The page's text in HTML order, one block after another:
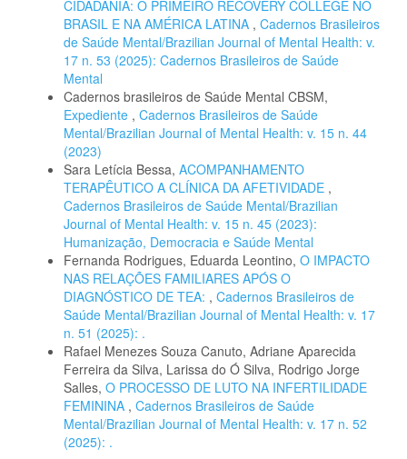
CIDADANIA: O PRIMEIRO RECOVERY COLLEGE NO
BRASIL E NA AMÉRICA LATINA , Cadernos Brasileiros
de Saúde Mental/Brazilian Journal of Mental Health: v.
17 n. 53 (2025): Cadernos Brasileiros de Saúde
Mental
Cadernos brasileiros de Saúde Mental CBSM,
Expediente , Cadernos Brasileiros de Saúde
Mental/Brazilian Journal of Mental Health: v. 15 n. 44
(2023)
Sara Letícia Bessa, ACOMPANHAMENTO
TERAPÊUTICO A CLÍNICA DA AFETIVIDADE ,
Cadernos Brasileiros de Saúde Mental/Brazilian
Journal of Mental Health: v. 15 n. 45 (2023):
Humanização, Democracia e Saúde Mental
Fernanda Rodrigues, Eduarda Leontino, O IMPACTO
NAS RELAÇÕES FAMILIARES APÓS O
DIAGNÓSTICO DE TEA: , Cadernos Brasileiros de
Saúde Mental/Brazilian Journal of Mental Health: v. 17
n. 51 (2025): .
Rafael Menezes Souza Canuto, Adriane Aparecida
Ferreira da Silva, Larissa do Ó Silva, Rodrigo Jorge
Salles, O PROCESSO DE LUTO NA INFERTILIDADE
FEMININA , Cadernos Brasileiros de Saúde
Mental/Brazilian Journal of Mental Health: v. 17 n. 52
(2025): .